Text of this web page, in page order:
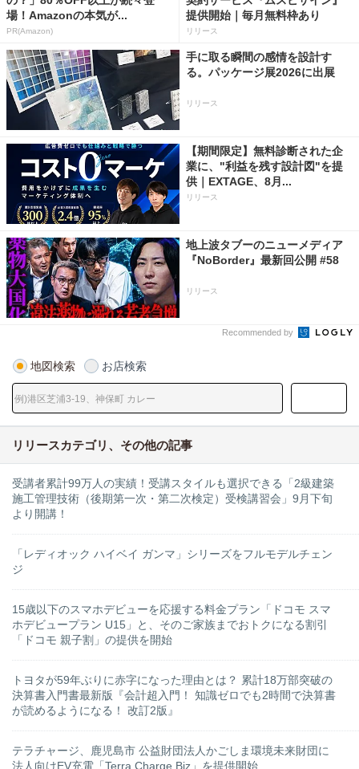
場！Amazonの本気が...
PR(Amazon)
提供開始｜毎月無料枠あり
リリース
手に取る瞬間の感情を設計す
る。パッケージ展2026に出展
リリース
【期間限定】無料診断された企
業に、"利益を残す設計図"を提
供｜EXTAGE、8月...
リリース
地上波タブーのニューメディア
『NoBorder』最新回公開 #58
リリース
Recommended by
地図検索 お店検索
リリースカテゴリ、その他の記事
受講者累計99万人の実績！受講スタイルも選択できる「2級建築
施工管理技術（後期第一次・第二次検定）受検講習会」9月下旬
より開講！
「レディオック ハイベイ ガンマ」シリーズをフルモデルチェン
ジ
15歳以下のスマホデビューを応援する料金プラン「ドコモ スマ
ホデビュープラン U15」と、そのご家族までおトクになる割引
「ドコモ 親子割」の提供を開始
トヨタが59年ぶりに赤字になった理由とは？ 累計18万部突破の
決算書入門書最新版『会計超入門！ 知識ゼロでも2時間で決算書
が読めるようになる！ 改訂2版』
テラチャージ、鹿児島市 公益財団法人かごしま環境未来財団に
法人向けEV充電「Terra Charge Biz」を提供開始